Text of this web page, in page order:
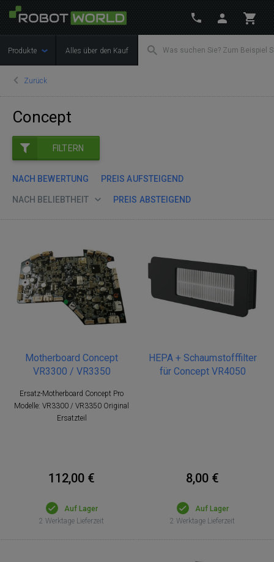
Produkte Alles über den Kauf
Zurück
Concept
FILTERN
NACH BEWERTUNG PREIS AUFSTEIGEND
NACH BELIEBTHEIT PREIS ABSTEIGEND
Motherboard Concept
VR3300 / VR3350
Ersatz-Motherboard Concept Pro
Modelle: VR3300 / VR3350 Original
Ersatzteil
112,00 €
Auf Lager
2 Werktage Lieferzeit
HEPA + Schaumstofffilter
für Concept VR4050
8,00 €
Auf Lager
2 Werktage Lieferzeit